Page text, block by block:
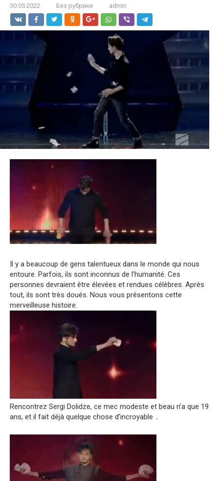
30.05.2022 Без рубрики admin
Il y a beaucoup de gens talentueux dans le monde qui nous
entoure. Parfois, ils sont inconnus de l’humanité. Ces
personnes devraient être élevées et rendues célèbres. Après
tout, ils sont très doués. Nous vous présentons cette
merveilleuse histoire.
Rencontrez Sergi Dolidze, ce mec modeste et beau n’a que 19
ans, et il fait déjà quelque chose d’incroyable ․